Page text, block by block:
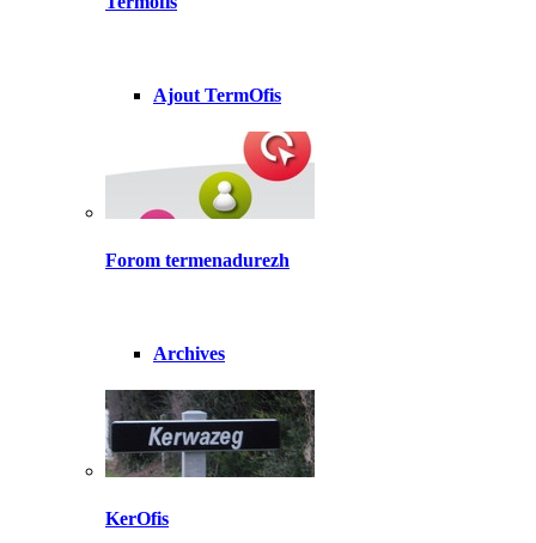
Ajout TermOfis
Forom termenadurezh
Archives
KerOfis